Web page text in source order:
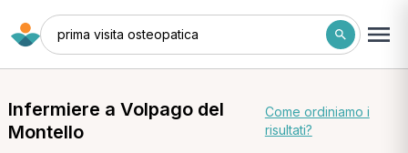
prima visita osteopatica
Infermiere a Volpago del
Montello
Come ordiniamo i
risultati?